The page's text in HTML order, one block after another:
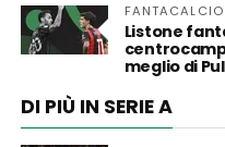
FANTACALCIO
Listone
meglio di
DI PIÙ IN SERIE A